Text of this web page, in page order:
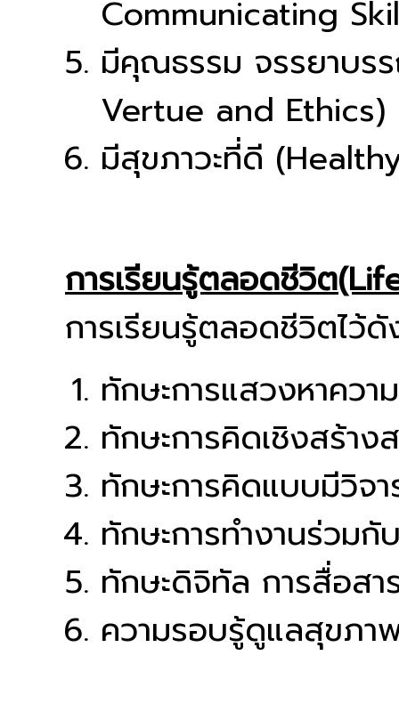
Communicating
มีคุณธรรม จรรยาบร
Vertue and Ethics)
มีสุขภาวะที่ดี
การเรียนรู้ตลอดชีวิต
การเรียนรู้ตลอดชีวิตไว้
ทักษะการแสวงหาควา
ทักษะการคิดเชิงสร้าง
ทักษะการคิดแบบมีวิ
ทักษะการทำงานร่วม
ทักษะดิจิทัล การสื่อสา
ความรอบรู้ดูแลสุขภา